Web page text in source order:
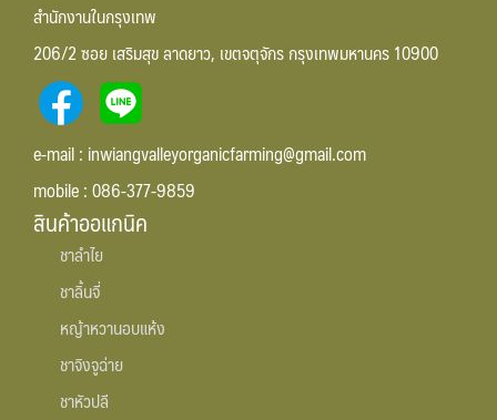
สำนักงานในกรุงเทพ
206/2 ซอย เสริมสุข ลาดยาว, เขตจตุจักร กรุงเทพมหานคร 10900
e-mail : inwiangvalleyorganicfarming@gmail.com
mobile : 086-377-9859
สินค้าออแกนิค
ชาลำไย
ชาลิ้นจี่
หญ้าหวานอบแห้ง
ชาจิงจูฉ่าย
ชาหัวปลี